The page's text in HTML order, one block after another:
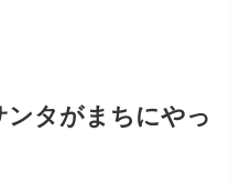
タがまちにやっ